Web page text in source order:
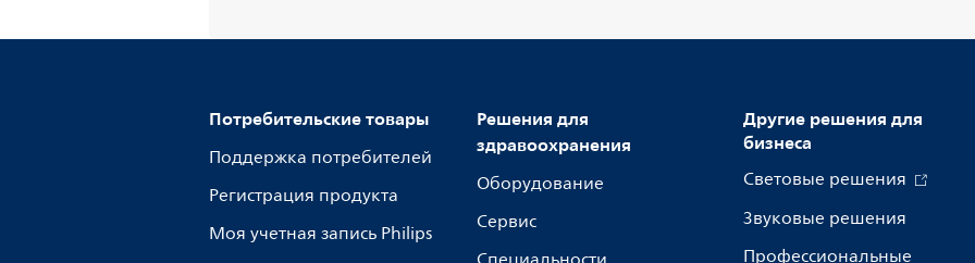
Потребительские товары
Поддержка потребителей
Регистрация продукта
Моя учетная запись Philips
Решения для
здравоохранения
Оборудование
Сервис
Другие решения для
бизнеса
Световые решения
Звуковые решения
Профессиональные